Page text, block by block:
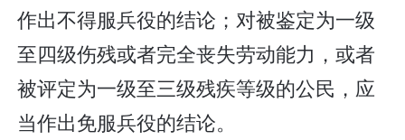
作出不得服兵役的结论；对被鉴定为一级
至四级伤残或者完全丧失劳动能力，或者
被评定为一级至三级残疾等级的公民，应
当作出免服兵役的结论。